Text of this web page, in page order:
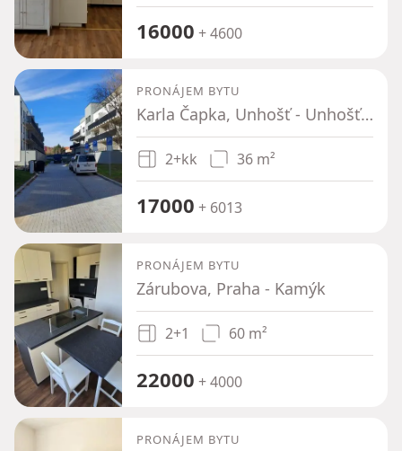
16000 + 4600
PRONÁJEM BYTU
Karla Čapka, Unhošť - Unhošť, Středočeský kraj
2+kk 36 m²
17000 + 6013
PRONÁJEM BYTU
Zárubova, Praha - Kamýk
2+1 60 m²
22000 + 4000
PRONÁJEM BYTU